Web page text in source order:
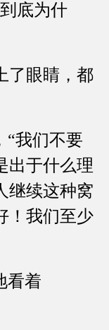
底为什
眼睛，都
我们不要
出于什么理
继续这种窝
！我们至少
着